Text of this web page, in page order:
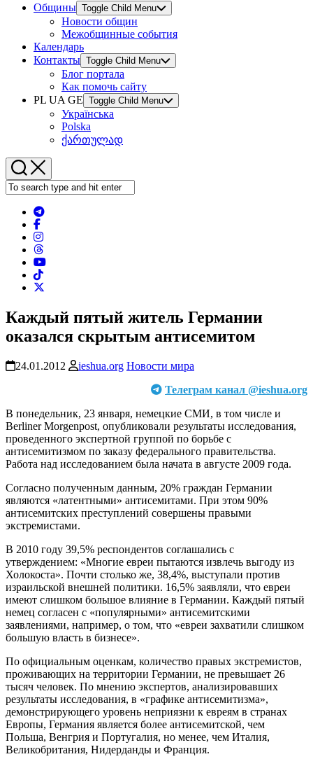
Общины Toggle Child Menu
Новости общин
Межобщинные события
Календарь
Контакты Toggle Child Menu
Блог портала
Как помочь сайту
PL UA GE Toggle Child Menu
Українська
Polska
ქართულად
Каждый пятый житель Германии
оказался скрытым антисемитом
24.01.2012 ieshua.org Новости мира
Телеграм канал @ieshua.org
В понедельник, 23 января, немецкие СМИ, в том числе и
Berliner Morgenpost, опубликовали результаты исследования,
проведенного экспертной группой по борьбе с
антисемитизмом по заказу федерального правительства.
Работа над исследованием была начата в августе 2009 года.
Согласно полученным данным, 20% граждан Германии
являются «латентными» антисемитами. При этом 90%
антисемитских преступлений совершены правыми
экстремистами.
В 2010 году 39,5% респондентов соглашались с
утверждением: «Многие евреи пытаются извлечь выгоду из
Холокоста». Почти столько же, 38,4%, выступали против
израильской внешней политики. 16,5% заявляли, что евреи
имеют слишком большое влияние в Германии. Каждый пятый
немец согласен с «популярными» антисемитскими
заявлениями, например, о том, что «евреи захватили слишком
большую власть в бизнесе».
По официальным оценкам, количество правых экстремистов,
проживающих на территории Германии, не превышает 26
тысяч человек. По мнению экспертов, анализировавших
результаты исследования, в «графике антисемитизма»,
демонстрирующего уровень неприязни к евреям в странах
Европы, Германия является более антисемитской, чем
Польша, Венгрия и Португалия, но менее, чем Италия,
Великобритания, Нидерданды и Франция.